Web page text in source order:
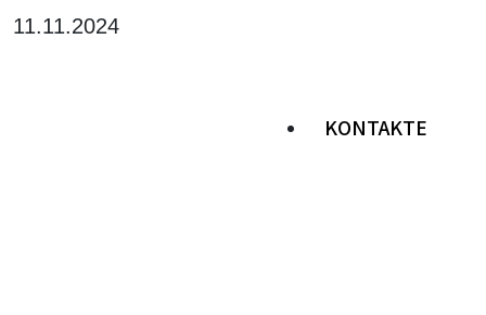
KONTAKTE
11.11.2024